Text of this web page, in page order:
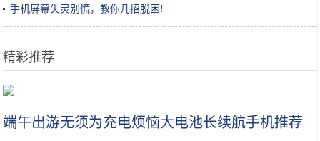
手机屏幕失灵别慌，教你几招脱困!
精彩推荐
秋天护肤攻略，这些必备水乳就差你没有了！唤醒肌肤活力只需4步
端午出游无须为充电烦恼大电池长续航手机推荐